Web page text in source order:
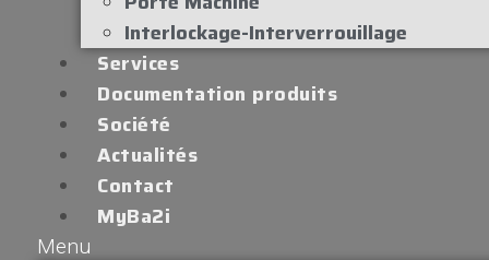
Interlockage-Interverrouillage
Services
Documentation produits
Société
Actualités
Contact
MyBa2i
Menu